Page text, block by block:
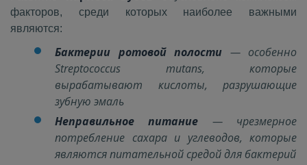
факторов, среди которых наиболее важными
являются:
Бактерии ротовой полости — особенно
Streptococcus mutans, которые
вырабатывают кислоты, разрушающие
зубную эмаль
Неправильное питание — чрезмерное
потребление сахара и углеводов, которые
являются питательной средой для бактерий